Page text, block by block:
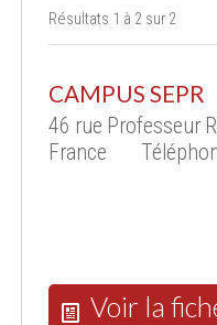
Résultats 1 à 2 sur 2
CAMPUS SEPR
46 rue Professeur
France
Voir la